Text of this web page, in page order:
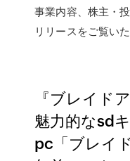
事業内容、株主・
リリースをご覧いた
『ブレイド
魅力的なsd
pc「ブレイ